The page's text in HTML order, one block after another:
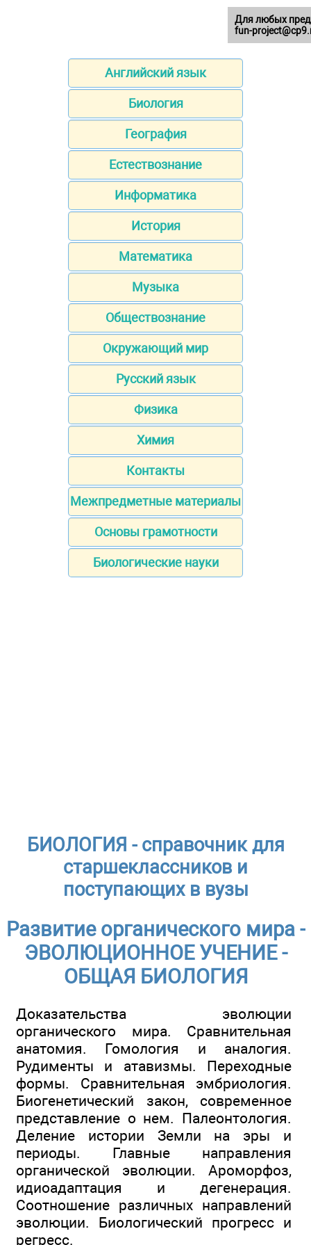
Английский язык
Биология
География
Естествознание
Информатика
История
Математика
Музыка
Обществознание
Окружающий мир
Русский язык
Физика
Химия
Контакты
Межпредметные материалы
Основы грамотности
Биологические науки
БИОЛОГИЯ - справочник для
старшеклассников и
поступающих в вузы
Развитие органического мира -
ЭВОЛЮЦИОННОЕ УЧЕНИЕ -
ОБЩАЯ БИОЛОГИЯ
Доказательства эволюции
органического мира. Сравнительная
анатомия. Гомология и аналогия.
Рудименты и атавизмы. Переходные
формы. Сравнительная эмбриология.
Биогенетический закон, современное
представление о нем. Палеонтология.
Деление истории Земли на эры и
периоды. Главные направления
органической эволюции. Ароморфоз,
идиоадаптация и дегенерация.
Соотношение различных направлений
эволюции. Биологический прогресс и
регресс.
Для любых
fun-